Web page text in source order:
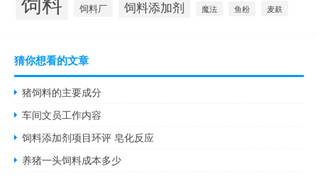
饲料厂 饲料添加剂 魔法 鱼粉 麦麸
猜你想看的文章
猪饲料的主要成分
车间文员工作内容
饲料添加剂项目环评 皂化反应
养猪一头饲料成本多少